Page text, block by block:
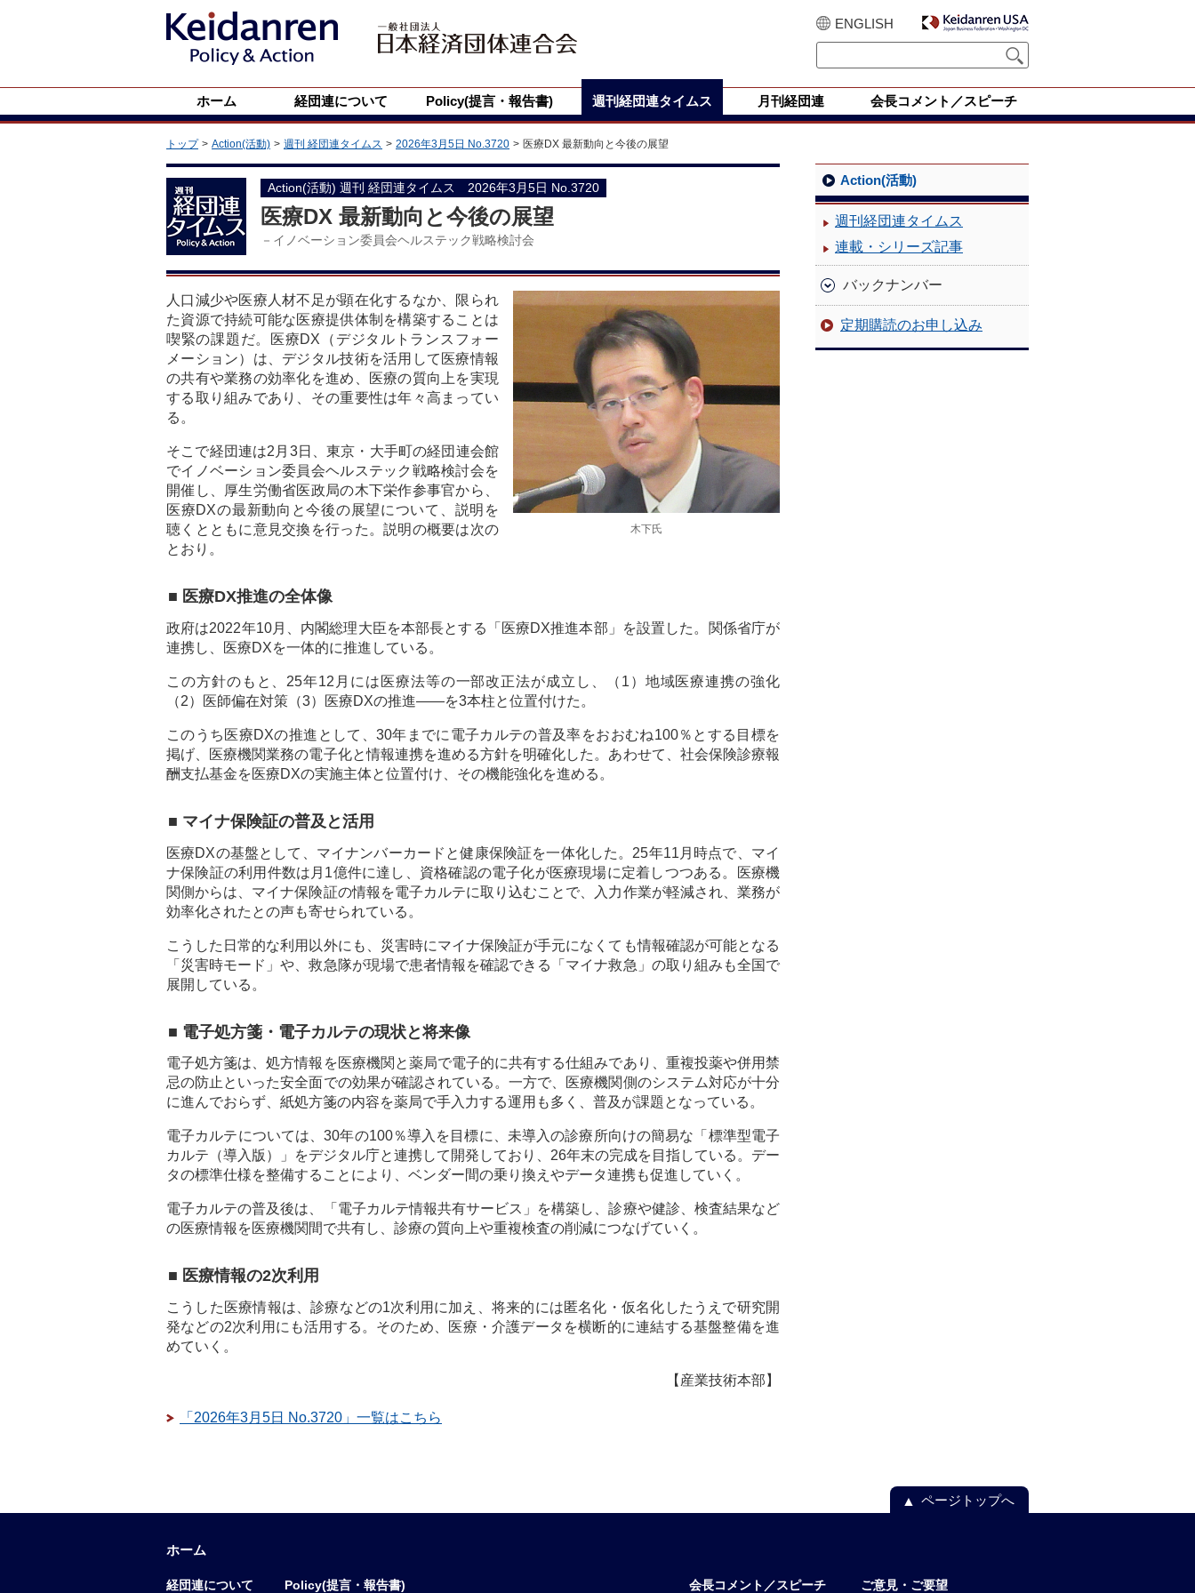
ENGLISH
ホーム 経団連について Policy(提言・報告書) 週刊経団連タイムス 月刊経団連 会長コメント／スピーチ
トップ Action(活動) 週刊 経団連タイムス 2026年3月5日 No.3720 医療DX 最新動向と今後の展望
Action(活動) 週刊 経団連タイムス 2026年3月5日 No.3720
医療DX 最新動向と今後の展望
－イノベーション委員会ヘルステック戦略検討会
木下氏
人口減少や医療人材不足が顕在化するなか、限られ
た資源で持続可能な医療提供体制を構築することは
喫緊の課題だ。医療DX（デジタルトランスフォー
メーション）は、デジタル技術を活用して医療情報
の共有や業務の効率化を進め、医療の質向上を実現
する取り組みであり、その重要性は年々高まってい
る。
そこで経団連は2月3日、東京・大手町の経団連会館
でイノベーション委員会ヘルステック戦略検討会を
開催し、厚生労働省医政局の木下栄作参事官から、
医療DXの最新動向と今後の展望について、説明を
聴くとともに意見交換を行った。説明の概要は次の
とおり。
■ 医療DX推進の全体像
政府は2022年10月、内閣総理大臣を本部長とする「医療DX推進本部」を設置した。関係省庁が
連携し、医療DXを一体的に推進している。
この方針のもと、25年12月には医療法等の一部改正法が成立し、（1）地域医療連携の強化
（2）医師偏在対策（3）医療DXの推進――を3本柱と位置付けた。
このうち医療DXの推進として、30年までに電子カルテの普及率をおおむね100％とする目標を
掲げ、医療機関業務の電子化と情報連携を進める方針を明確化した。あわせて、社会保険診療報
酬支払基金を医療DXの実施主体と位置付け、その機能強化を進める。
■ マイナ保険証の普及と活用
医療DXの基盤として、マイナンバーカードと健康保険証を一体化した。25年11月時点で、マイ
ナ保険証の利用件数は月1億件に達し、資格確認の電子化が医療現場に定着しつつある。医療機
関側からは、マイナ保険証の情報を電子カルテに取り込むことで、入力作業が軽減され、業務が
効率化されたとの声も寄せられている。
こうした日常的な利用以外にも、災害時にマイナ保険証が手元になくても情報確認が可能となる
「災害時モード」や、救急隊が現場で患者情報を確認できる「マイナ救急」の取り組みも全国で
展開している。
■ 電子処方箋・電子カルテの現状と将来像
電子処方箋は、処方情報を医療機関と薬局で電子的に共有する仕組みであり、重複投薬や併用禁
忌の防止といった安全面での効果が確認されている。一方で、医療機関側のシステム対応が十分
に進んでおらず、紙処方箋の内容を薬局で手入力する運用も多く、普及が課題となっている。
電子カルテについては、30年の100％導入を目標に、未導入の診療所向けの簡易な「標準型電子
カルテ（導入版）」をデジタル庁と連携して開発しており、26年末の完成を目指している。デー
タの標準仕様を整備することにより、ベンダー間の乗り換えやデータ連携も促進していく。
電子カルテの普及後は、「電子カルテ情報共有サービス」を構築し、診療や健診、検査結果など
の医療情報を医療機関間で共有し、診療の質向上や重複検査の削減につなげていく。
■ 医療情報の2次利用
こうした医療情報は、診療などの1次利用に加え、将来的には匿名化・仮名化したうえで研究開
発などの2次利用にも活用する。そのため、医療・介護データを横断的に連結する基盤整備を進
めていく。
【産業技術本部】
「2026年3月5日 No.3720」一覧はこちら
Action(活動)
週刊経団連タイムス
連載・シリーズ記事
バックナンバー
定期購読のお申し込み
ページトップへ
ホーム
経団連について Policy(提言・報告書) 会長コメント／スピーチ ご意見・ご要望